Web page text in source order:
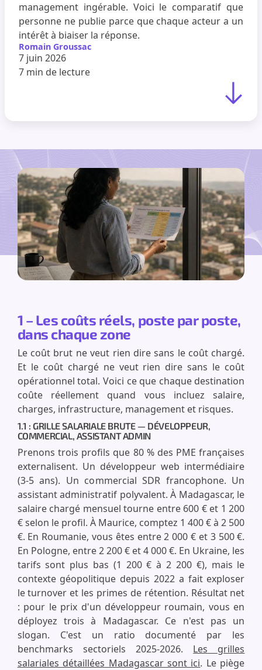
management ingérable. Voici le comparatif que
personne ne publie parce que chaque acteur a un
intérêt à biaiser la réponse.
Romain Groussac
7 juin 2026
7 min de lecture
1 – Les coûts réels, poste par poste,
dans chaque zone
Le coût brut ne veut rien dire sans le coût chargé.
Et le coût chargé ne veut rien dire sans le coût
opérationnel total. Voici ce que chaque destination
coûte réellement quand vous incluez salaire,
charges, infrastructure, management et risques.
1.1 : GRILLE SALARIALE BRUTE — DÉVELOPPEUR,
COMMERCIAL, ASSISTANT ADMIN
Prenons trois profils que 80 % des PME françaises
externalisent. Un développeur web intermédiaire
(3-5 ans). Un commercial SDR francophone. Un
assistant administratif polyvalent. À Madagascar, le
salaire chargé mensuel tourne entre 600 € et 1 200
€ selon le profil. À Maurice, comptez 1 400 € à 2 500
€. En Roumanie, vous êtes entre 2 000 € et 3 500 €.
En Pologne, entre 2 200 € et 4 000 €. En Ukraine, les
tarifs sont plus bas (1 200 € à 2 200 €), mais le
contexte géopolitique depuis 2022 a fait exploser
le turnover et les primes de rétention. Résultat net
: pour le prix d'un développeur roumain, vous en
déployez trois à Madagascar. Ce n'est pas un
slogan. C'est un ratio documenté par les
benchmarks sectoriels 2025-2026. Les grilles
salariales détaillées Madagascar sont ici. Le piège